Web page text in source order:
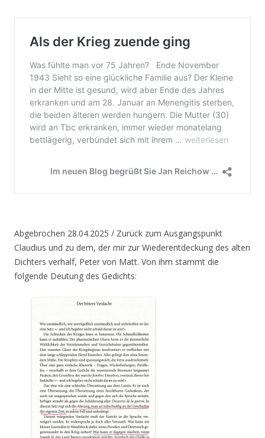
Abgebrochen 28.04.2025 / Zurück zum Ausgangspunkt
Claudius und zu dem, der mir zur Wiederentdeckung des alten
Dichters verhalf, Peter von Matt. Von ihm stammt die
folgende Deutung des Gedichts: